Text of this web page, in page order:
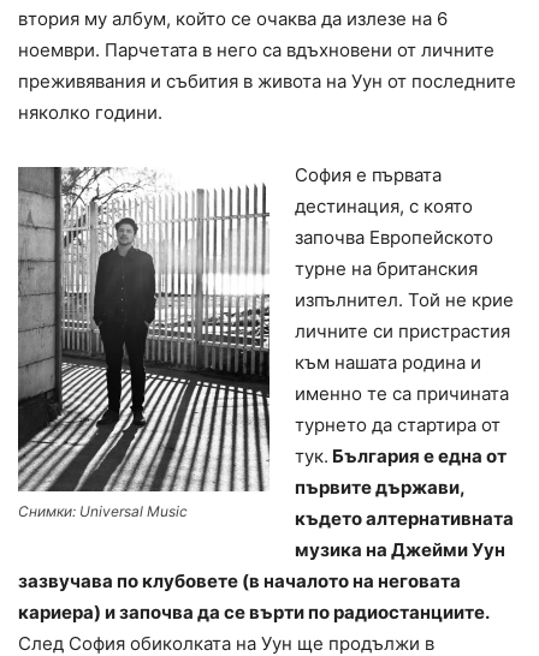
втория му албум, който се очаква да излезе на 6
ноември. Парчетата в него са вдъхновени от личните
преживявания и събития в живота на Уун от последните
няколко години.
Снимки: Universal Music
София е първата
дестинация, с която
започва Европейското
турне на британския
изпълнител. Той не крие
личните си пристрастия
към нашата родина и
именно те са причината
турнето да стартира от
тук. България е една от
първите държави,
където алтернативната
музика на Джейми Уун
зазвучава по клубовете (в началото на неговата
кариера) и започва да се върти по радиостанциите.
След София обиколката на Уун ще продължи в